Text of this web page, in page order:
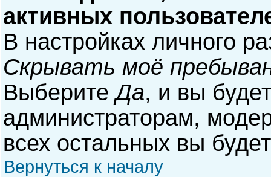
активных
В настройках личного
Скрывать моё
ВыберитеДа, и вы
администраторам,
всех остальных вы
Вернуться к началу